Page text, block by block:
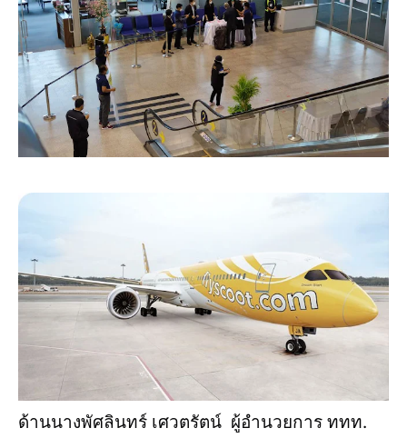
ด้านนางพัศลินทร์ เศวตรัตน์ ผู้อำนวยการ ททท.